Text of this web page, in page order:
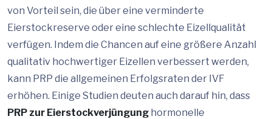
von Vorteil sein, die über eine verminderte
Eierstockreserve oder eine schlechte Eizellqualität
verfügen. Indem die Chancen auf eine größere Anzahl
qualitativ hochwertiger Eizellen verbessert werden,
kann PRP die allgemeinen Erfolgsraten der IVF
erhöhen. Einige Studien deuten auch darauf hin, dass
PRP zur Eierstockverjüngung hormonelle